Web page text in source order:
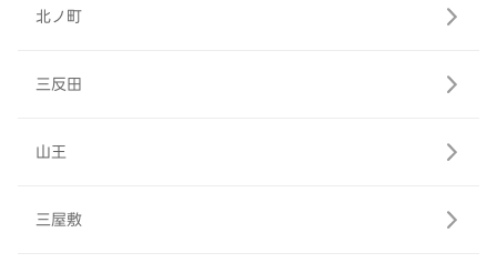
北ノ町
三反田
山王
三屋敷